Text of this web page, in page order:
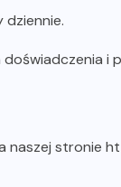
dziennie.
i
naszej stronie